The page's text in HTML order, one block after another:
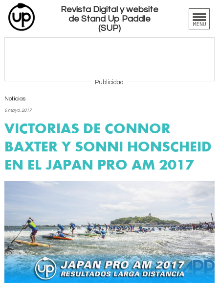
Revista Digital y website
de Stand Up Paddle
(SUP)
Publicidad
Noticias
6 mayo, 2017
VICTORIAS DE CONNOR
BAXTER Y SONNI HONSCHEID
EN EL JAPAN PRO AM 2017